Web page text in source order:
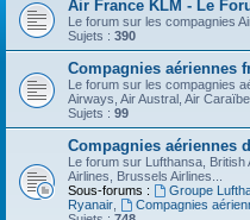
Air France KLM - Le
Le forum sur les compagnies
Sujets : 390
Compagnies aériennes
Le forum sur les compagnies
Airways, Air Austral, Air
Sujets : 99
Compagnies aériennes
Le forum sur Lufthansa,
Airlines, Brussels Airlines...
Sous-forums :
Groupe
Ryanair
Compagnies